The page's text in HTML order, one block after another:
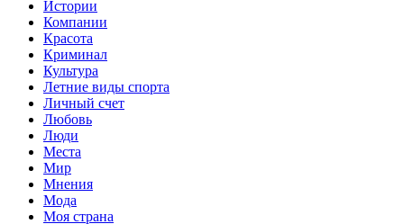
Истории
Компании
Красота
Криминал
Культура
Летние виды спорта
Личный счет
Любовь
Люди
Места
Мир
Мнения
Мода
Моя страна